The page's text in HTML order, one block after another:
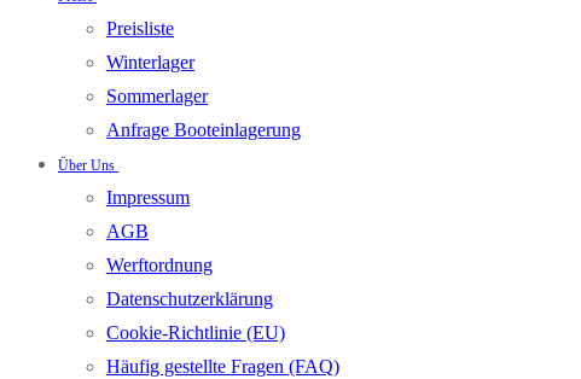
Preisliste
Winterlager
Sommerlager
Anfrage Booteinlagerung
Über Uns
Impressum
AGB
Werftordnung
Datenschutzerklärung
Cookie-Richtlinie (EU)
Häufig gestellte Fragen (FAQ)